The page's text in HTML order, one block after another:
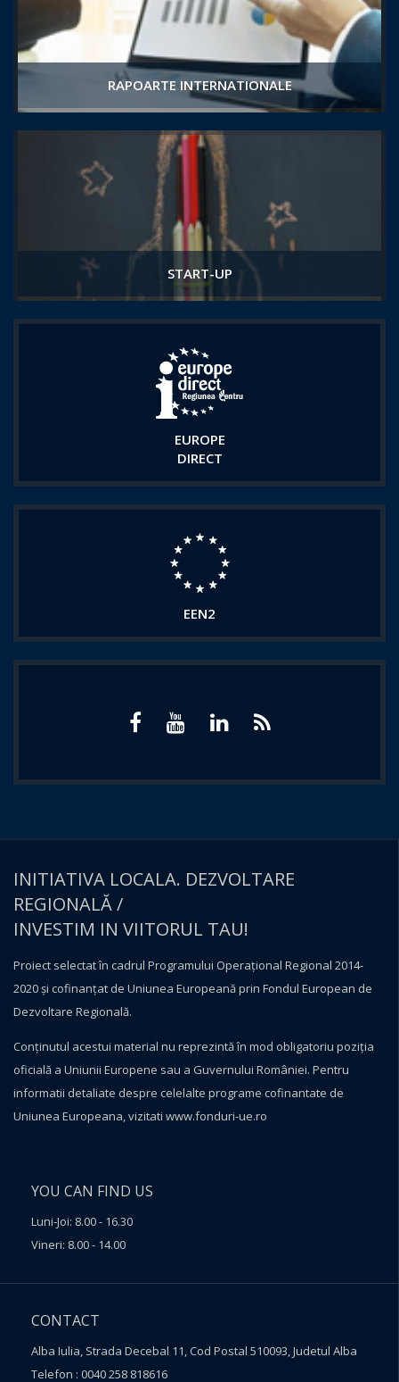
RAPOARTE INTERNATIONALE
START-UP
EUROPE
DIRECT
EEN2
INITIATIVA LOCALA. DEZVOLTARE
REGIONALĂ /
INVESTIM IN VIITORUL TAU!
Proiect selectat în cadrul Programului Operațional Regional 2014-
2020 și cofinanțat de Uniunea Europeană prin Fondul European de
Dezvoltare Regională.
Conţinutul acestui material nu reprezintă în mod obligatoriu poziţia
oficială a Uniunii Europene sau a Guvernului României. Pentru
informatii detaliate despre celelalte programe cofinantate de
Uniunea Europeana, vizitati www.fonduri-ue.ro
YOU CAN FIND US
Luni-Joi: 8.00 - 16.30
Vineri: 8.00 - 14.00
CONTACT
Alba Iulia, Strada Decebal 11, Cod Postal 510093, Judetul Alba
Telefon : 0040 258 818616